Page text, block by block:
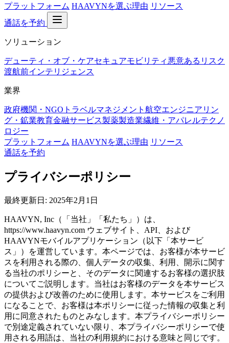
プラットフォーム HAAVYNを選ぶ理由 リソース
通話を予約
ソリューション
デューティ・オブ・ケアセキュアモビリティ 悪意あるリスク
渡航前インテリジェンス
業界
政府機関・NGO トラベルマネジメント 航空エンジニアリン
グ・鉱業教育金融サービス製薬製造業繊維・アパレルテクノ
ロジー
プラットフォーム HAAVYNを選ぶ理由 リソース
通話を予約
プライバシーポリシー
最終更新日: 2025年2月1日
HAAVYN, Inc（「当社」「私たち」）は、
https://www.haavyn.com ウェブサイト、API、および
HAAVYNモバイルアプリケーション（以下「本サービ
ス」）を運営しています。本ページでは、お客様が本サービ
スを利用される際の、個人データの収集、利用、開示に関す
る当社のポリシーと、そのデータに関連するお客様の選択肢
についてご説明します。当社はお客様のデータを本サービス
の提供および改善のために使用します。本サービスをご利用
になることで、お客様は本ポリシーに従った情報の収集と利
用に同意されたものとみなします。本プライバシーポリシー
で別途定義されていない限り、本プライバシーポリシーで使
用される用語は、当社の利用規約における意味と同じです。